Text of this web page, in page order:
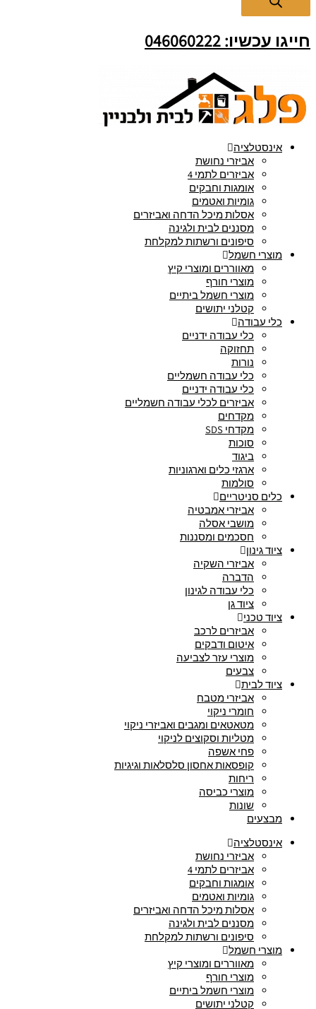
חייגו עכשיו: 046060222
אינסטלציה
אביזרי נחושת
אביזרים לתמי 4
אומגות וחבקים
גומיות ואטמים
אסלות מיכל הדחה ואביזרים
מסננים לבית ולגינה
סיפונים ורשתות למקלחת
מוצרי חשמל
מאווררים ומוצרי קיץ
מוצרי חורף
מוצרי חשמל ביתיים
קטלני יתושים
כלי עבודה
כלי עבודה ידניים
תחזוקה
נורות
כלי עבודה חשמליים
כלי עבודה ידניים
אביזרים לכלי עבודה חשמליים
מקדחים
מקדחי SDS
סוכות
ביגוד
ארגזי כלים וארגוניות
סולמות
כלים סניטריים
אביזרי אמבטיה
מושבי אסלה
חסכמים ומסננות
ציוד גינון
אביזרי השקיה
הדברה
כלי עבודה לגינון
ציוד גן
ציוד טכני
אביזרים לרכב
איטום ודבקים
מוצרי עזר לצביעה
צבעים
ציוד לבית
אביזרי מטבח
חומרי ניקוי
מטאטאים ומגבים ואביזרי ניקוי
מטליות וסקוצים לניקוי
פחי אשפה
קופסאות אחסון סלסלאות וגיגיות
ריחות
מוצרי כביסה
שונות
מבצעים
אינסטלציה
אביזרי נחושת
אביזרים לתמי 4
אומגות וחבקים
גומיות ואטמים
אסלות מיכל הדחה ואביזרים
מסננים לבית ולגינה
סיפונים ורשתות למקלחת
מוצרי חשמל
מאווררים ומוצרי קיץ
מוצרי חורף
מוצרי חשמל ביתיים
קטלני יתושים